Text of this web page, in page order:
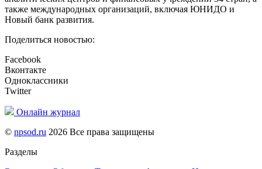
также международных организаций, включая ЮНИДО и
Новый банк развития.
Поделиться новостью:
Facebook
Вконтакте
Одноклассники
Twitter
Онлайн журнал
© npsod.ru 2026 Все права защищены
Разделы